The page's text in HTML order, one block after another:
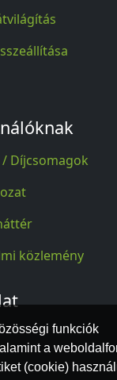
funkciók
a
(cookie)
Díjcsomagok
közlemény